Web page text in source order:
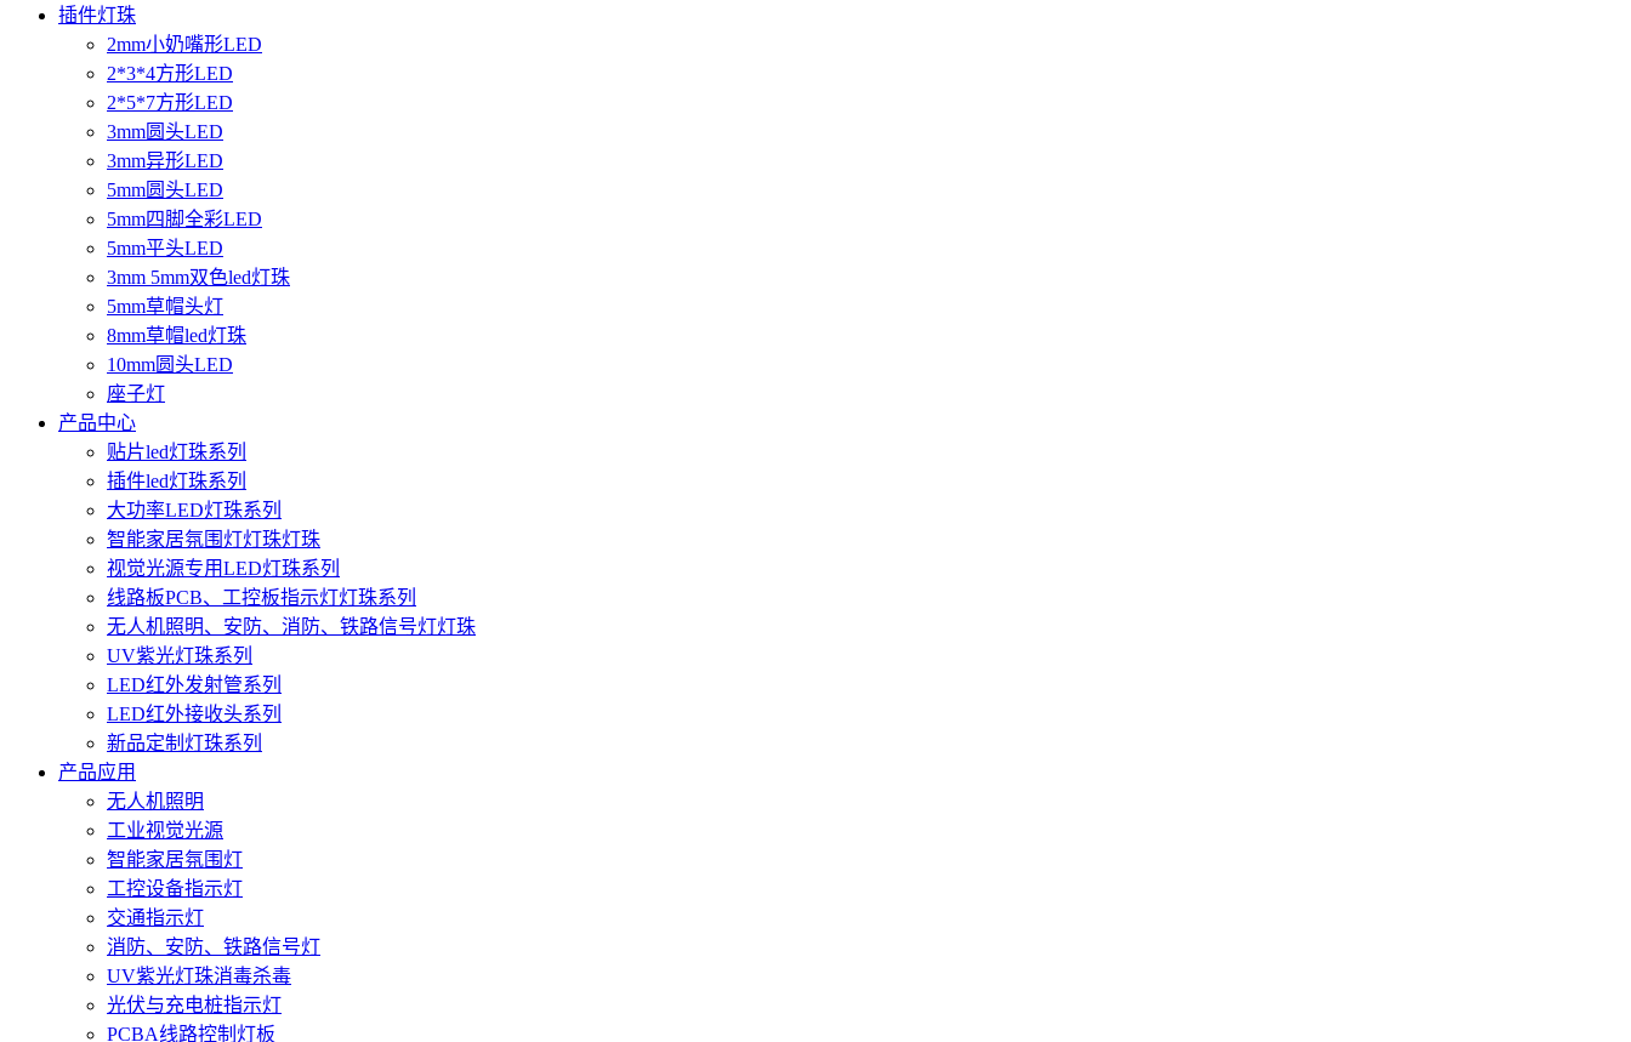
插件灯珠
2mm小奶嘴形LED
2*3*4方形LED
2*5*7方形LED
3mm圆头LED
3mm异形LED
5mm圆头LED
5mm四脚全彩LED
5mm平头LED
3mm 5mm双色led灯珠
5mm草帽头灯
8mm草帽led灯珠
10mm圆头LED
座子灯
产品中心
贴片led灯珠系列
插件led灯珠系列
大功率LED灯珠系列
智能家居氛围灯灯珠灯珠
视觉光源专用LED灯珠系列
线路板PCB、工控板指示灯灯珠系列
无人机照明、安防、消防、铁路信号灯灯珠
UV紫光灯珠系列
LED红外发射管系列
LED红外接收头系列
新品定制灯珠系列
产品应用
无人机照明
工业视觉光源
智能家居氛围灯
工控设备指示灯
交通指示灯
消防、安防、铁路信号灯
UV紫光灯珠消毒杀毒
光伏与充电桩指示灯
PCBA线路控制灯板